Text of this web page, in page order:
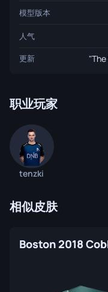
模型版本
人气
更新
职业玩家
tenzki
相似皮肤